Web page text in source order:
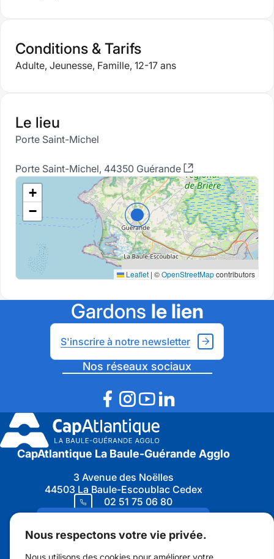
Nous respectons votre vie privée.
Nous utilisons des cookies pour améliorer votre
Conditions & Tarifs
Adulte, Jeunesse, Famille, 12-17 ans
Le lieu
Porte Saint-Michel
Porte Saint-Michel, 44350 Guérande
+
−
Leaflet | ©OpenStreetMapcontributors
Gardons le lien
S'inscrire à notre newsletter
Nos réseaux sociaux
CapAtlantique La Baule-Guérande Agglo
3 Avenue des Noëlles
44503 La Baule-Escoublac Cedex
02 51 75 06 80